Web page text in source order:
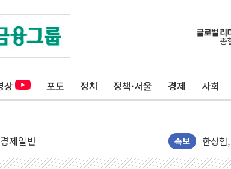
상 포토 정치 정책·서울 경제 사회
경제일반 속보
10월
뉴욕증
트럼프